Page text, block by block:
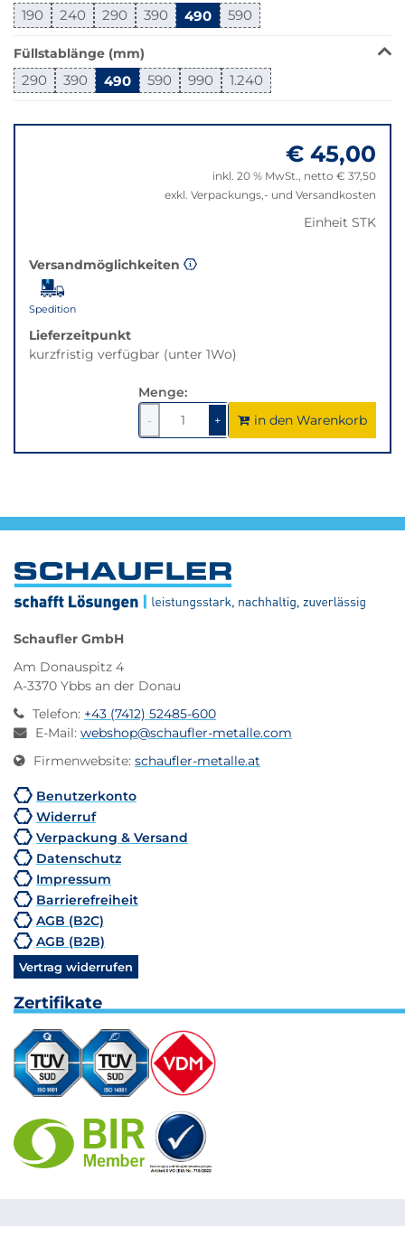
Variante
nicht
verfügbar.
Bei
Klick
wechselt
der
gewünschten
Variante.
190 240 290 390 490 590
Füllstablänge (mm)
290 390 490 590 990 1.240
zu
€ 45,00
inkl. 20 % MwSt., netto € 37,50
exkl. Verpackungs,- und Versandkosten
Einheit STK
Versandmöglichkeiten
Spedition
Lieferzeitpunkt
kurzfristig verfügbar (unter 1Wo)
Menge:
-
1
verringern
+1um
1
erhöhen
in den Warenkorb
Schaufler GmbH
Am Donauspitz 4
A-3370 Ybbs an der Donau
Telefon: +43 (7412) 52485-600
E-Mail: webshop@schaufler-metalle.com
Firmenwebsite: schaufler-metalle.at
Benutzerkonto
Widerruf
Verpackung & Versand
Datenschutz
Impressum
Barrierefreiheit
AGB (B2C)
AGB (B2B)
Vertrag widerrufen
Zertifikate